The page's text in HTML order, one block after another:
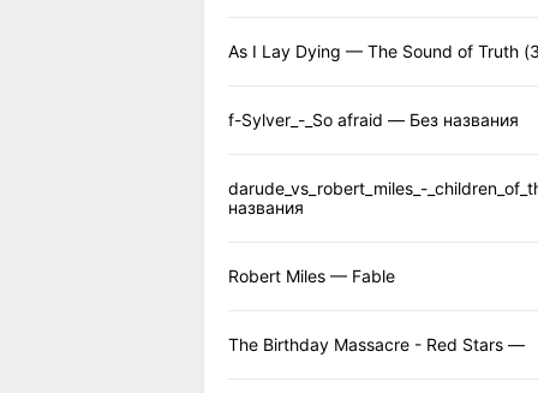
As I Lay Dying — The Sound of Truth
f-Sylver_-_So afraid — Без названия
darude_vs_robert_miles_-
названия
Robert Miles — Fable
The Birthday Massacre - Red Stars —